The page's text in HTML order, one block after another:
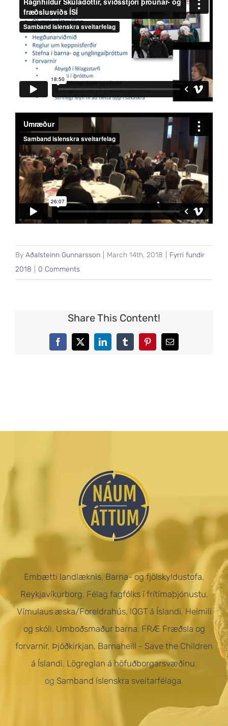
By Aðalsteinn Gunnarsson March 14th, 2018
Fyrri fundir
2018
0 Comments
Share This Content!
Facebook
X LinkedInTumblrPinterestEmail
Embætti landlæknis, Barna- og fjölskyldustofa,
Reykjavíkurborg, Félag fagfólks í frítímaþjónustu,
Vímulaus æska/Foreldrahús, IOGT á Íslandi, Heimili
og skóli, Umboðsmaður barna, FRÆ Fræðsla og
forvarnir, Þjóðkirkjan, Barnaheill - Save the Children
á Íslandi, Lögreglan á höfuðborgarsvæðinu,
og Samband íslenskra sveitarfélaga.